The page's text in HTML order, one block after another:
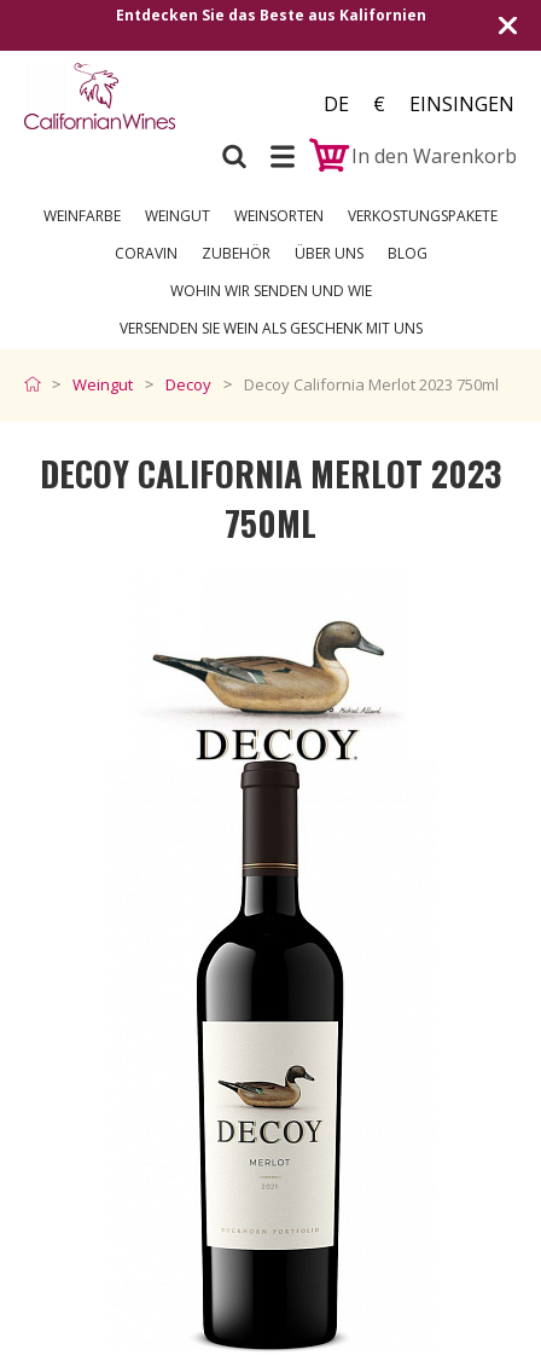
Entdecken Sie das Beste aus Kalifornien
DE €
EINSINGEN
In den Warenkorb
WEINFARBE WEINGUT WEINSORTEN
VERKOSTUNGSPAKETE
CORAVIN
ZUBEHÖR ÜBER UNS
BLOG
WOHIN WIR SENDEN UND WIE
VERSENDEN SIE WEIN ALS GESCHENK MIT UNS
Weingut Decoy Decoy California Merlot 2023 750ml
DECOY CALIFORNIA MERLOT 2023
750ML